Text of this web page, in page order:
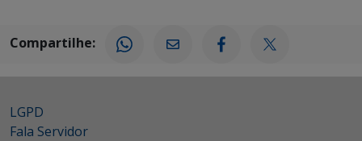
Compartilhe:
LGPD
Fala Servidor